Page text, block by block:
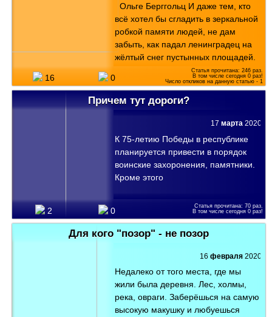
Жизнь моя в когтистых лапах не
спасёт и образок. Уж война седою
стала, а покоя нет и нет. Голубей
пугливых стаи, сорок первого прив...
Ольге Берггольц И даже тем, кто
всё хотел бы сгладить в зеркальной
робкой памяти людей, не дам
забыть, как падал ленинградец на
жёлтый снег пустынных площадей.
Ольга Берггольц ************* Река
вмерзала в берега, и мёрзли руки и
слога... Мы избегали длинных фраз,
и падал, шедший среди нас...
************* Им, жившим там, средь
когда хвалили рулевого, и
возносили до небес. Была знакома
и любима её печальная строка. И
ей внимала в эти зимы, в ...
16 0
Статья прочитана: 246раз.
В том числе сегодня 0раз!
Число откликов на данную статью - 1
Причем тут дороги?
17 марта 2020
К 75-летию Победы в республике
планируется привести в порядок
воинские захоронения, памятники.
Кроме этого
2 0
Статья прочитана: 70раз.
В том числе сегодня 0раз!
Для кого "позор" - не позор
16 февраля2020
Недалеко от того места, где мы
жили была деревня. Лес, холмы,
река, овраги. Заберёшься на самую
высокую макушку и любуешься